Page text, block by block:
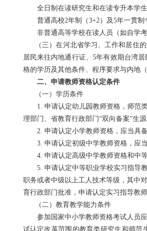
全日制在读研究生和在读专升本学生
普通高校2年制（3+2）及5年一贯制
非普通高等学校在读人员（如自学考
（三）在河北省学习、工作和居住的
居民来往内地通行证、5年有效期台湾
格的学历及其他条件、程序要求与内地
二、申请教师资格认定条件
（一）学历条件
1. 申请认定幼儿园教师资格，师范类
理部门、省教育行政部门“双向备案”生
2. 申请认定小学教师资格，应当具备
3. 申请认定初级中学教师资格，应当
4. 申请认定高级中学教师资格和中等
5. 申请认定中等职业学校实习指导教
职务或者中级以上工人技术等级，其中
育行政部门批准，申请认定实习指导教
（二）教育教学能力条件
参加国家中小学教师资格考试人员应
试认定改革范围的教育类研究生和师范